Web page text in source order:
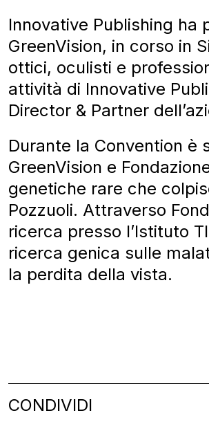
Innovative Publishing ha
GreenVision, in corso in
ottici, oculisti e
attività di Innovative
Director & Partner
Durante la Convention
GreenVision e
genetiche rare che
Pozzuoli. Attraverso
ricerca presso l’Istituto
ricerca genica sulle
la perdita della vista.
CONDIVIDI